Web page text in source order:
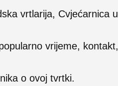
vrtlarija, Cvjećarnica u
vrijeme, kontakt,
o ovoj tvrtki.